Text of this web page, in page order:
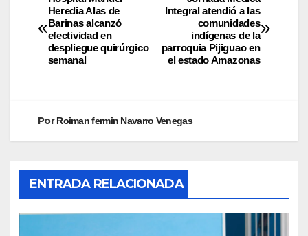
Integral atendió a las
comunidades
indígenas de la
parroquia Pijiguao en
el estado Amazonas
Heredia Alas de
Barinas alcanzó
efectividad en
despliegue quirúrgico
semanal
PorRoiman fermin Navarro Venegas
ENTRADA RELACIONADA